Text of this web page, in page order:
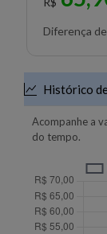
Diferença
Histórico
Acompanhe a
do tempo.